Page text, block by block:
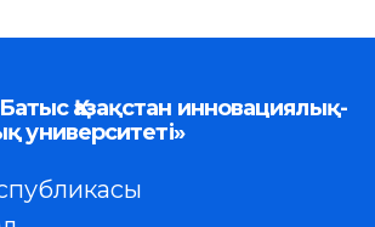
Қазақстан инновациялық-
университеті»